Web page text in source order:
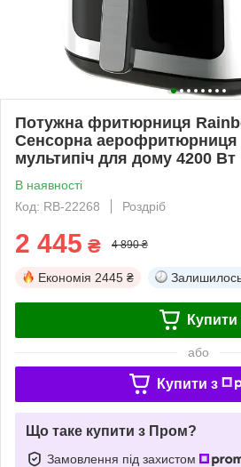
Потужна фритюрниця
Сенсорна аерофритюрниця
мультипіч для дому 4200 Вт
В наявності
Код: RB-22268
Роздріб
2 445 ₴ 4 890 ₴
Економія 2445 ₴
Купити
або
Купити з
Що таке купити з Пром?
Замовлення під захистом